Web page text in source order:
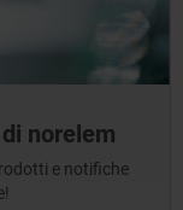
norelem
e notifiche